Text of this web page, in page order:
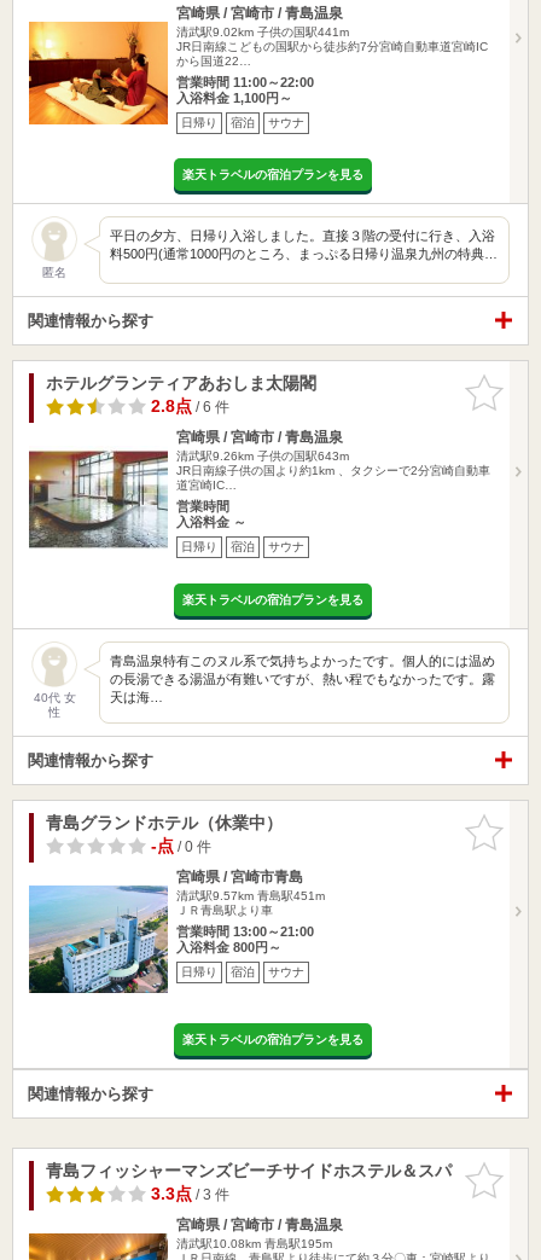
宮崎県 / 宮崎市 / 青島温泉
清武駅9.02km 子供の国駅441m
JR日南線こどもの国駅から徒歩約7分宮崎自動車道宮崎IC
から国道22…
営業時間 11:00～22:00
入浴料金 1,100円～
日帰り 宿泊 サウナ
楽天トラベルの宿泊プランを見る
匿名
平日の夕方、日帰り入浴しました。直接３階の受付に行き、入浴
料500円(通常1000円のところ、まっぷる日帰り温泉九州の特典…
関連情報から探す
お気に入
りに追加
ホテルグランティアあおしま太陽閣
2.8点/ 6 件
宮崎県 / 宮崎市 / 青島温泉
清武駅9.26km 子供の国駅643m
JR日南線子供の国より約1km 、タクシーで2分宮崎自動車
道宮崎IC…
営業時間
入浴料金 ～
日帰り 宿泊 サウナ
楽天トラベルの宿泊プランを見る
40代 女
性
青島温泉特有このヌル系で気持ちよかったです。個人的には温め
の長湯できる湯温が有難いですが、熱い程でもなかったです。露
天は海…
関連情報から探す
お気に入
りに追加
青島グランドホテル（休業中）
-点/ 0 件
宮崎県 / 宮崎市青島
清武駅9.57km 青島駅451m
ＪＲ青島駅より車
営業時間 13:00～21:00
入浴料金 800円～
日帰り 宿泊 サウナ
楽天トラベルの宿泊プランを見る
関連情報から探す
お気に入
りに追加
青島フィッシャーマンズビーチサイドホステル＆スパ
3.3点/ 3 件
宮崎県 / 宮崎市 / 青島温泉
清武駅10.08km 青島駅195m